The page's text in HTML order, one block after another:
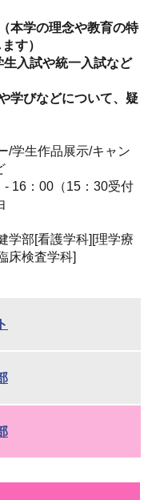
本学の理念や教育の特
す）
入試や統一入試など
学びなどについて、疑
/学生作品展示/キャン
- 16：00（15：30受付
学部[看護学科][理学療
床検査学科]